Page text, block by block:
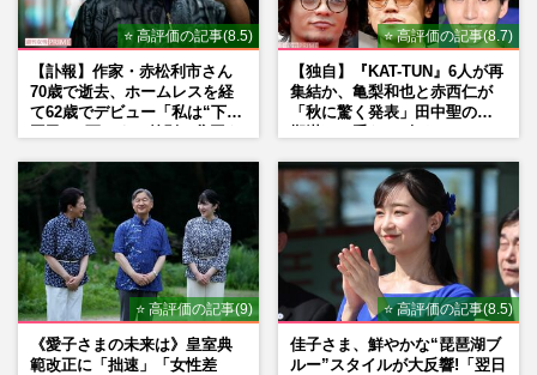
⭐ 高評価の記事(8.5)
【訃報】作家・赤松利市さん
70歳で逝去、ホームレスを経
て62歳でデビュー「私は“下級
⭐ 高評価の記事(8.7)
【独自】『KAT-TUN』6人が再
集結か、亀梨和也と赤西仁が
「秋に驚く発表」田中聖の刑
⭐ 高評価の記事(9)
《愛子さまの未来は》皇室典
範改正に「拙速」「女性差
⭐ 高評価の記事(8.5)
佳子さま、鮮やかな“琵琶湖ブ
ルー”スタイルが大反響!「翌日